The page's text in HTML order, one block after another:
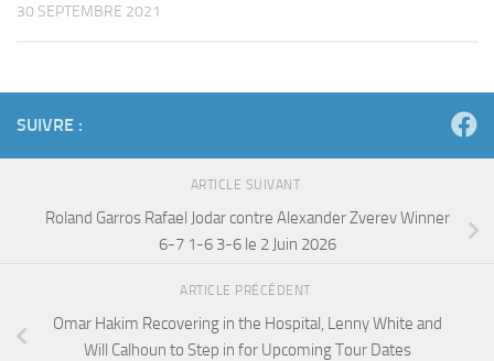
30 SEPTEMBRE 2021
SUIVRE :
ARTICLE SUIVANT
Roland Garros Rafael Jodar contre Alexander Zverev Winner
6-7 1-6 3-6 le 2 Juin 2026
ARTICLE PRÉCÉDENT
Omar Hakim Recovering in the Hospital, Lenny White and
Will Calhoun to Step in for Upcoming Tour Dates